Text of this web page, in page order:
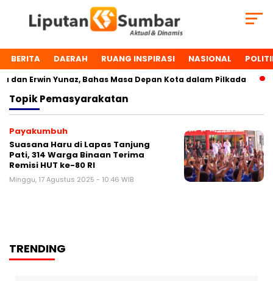
BERITA DAERAH RUANG INSPIRASI NASIONAL
Erwin Yunaz, Bahas Masa Depan Kota dalam Pilkada
TopikPemasyarakatan
Payakumbuh
Suasana Haru di Lapas Tanjung
Pati, 314 Warga Binaan Terima
Remisi HUT ke-80 RI
Minggu, 17 Agustus 2025 - 10:46 WIB
TRENDING